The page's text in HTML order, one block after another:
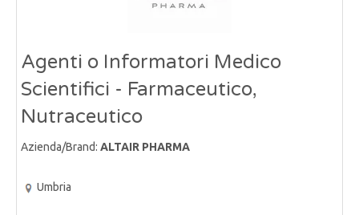
Agenti o Informatori Medico
Scientifici - Farmaceutico,
Nutraceutico
Azienda/Brand: ALTAIR PHARMA
Umbria